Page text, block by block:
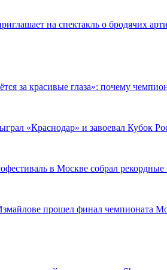
на спектакль о бродячих
за красивые глаза»: почему
«Краснодар» и завоевал Кубок
в Москве собрал рекордные
прошел финал чемпионата